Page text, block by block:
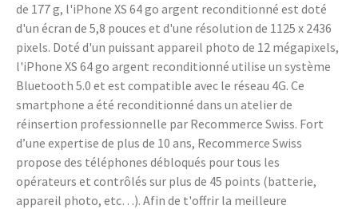
de 177 g, l'iPhone XS 64 go argent reconditionné est doté
d'un écran de 5,8 pouces et d'une résolution de 1125 x 2436
pixels. Doté d'un puissant appareil photo de 12 mégapixels,
l'iPhone XS 64 go argent reconditionné utilise un système
Bluetooth 5.0 et est compatible avec le réseau 4G. Ce
smartphone a été reconditionné dans un atelier de
réinsertion professionnelle par Recommerce Swiss. Fort
d’une expertise de plus de 10 ans, Recommerce Swiss
propose des téléphones débloqués pour tous les
opérateurs et contrôlés sur plus de 45 points (batterie,
appareil photo, etc…). Afin de t'offrir la meilleure